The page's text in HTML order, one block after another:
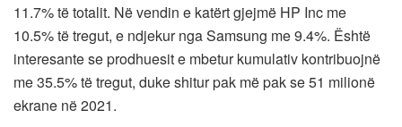
11.7% të totalit. Në vendin e katërt gjejmë HP Inc me
10.5% të tregut, e ndjekur nga Samsung me 9.4%. Është
interesante se prodhuesit e mbetur kumulativ kontribuojnë
me 35.5% të tregut, duke shitur pak më pak se 51 milionë
ekrane në 2021.